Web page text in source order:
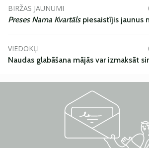
BIRŽAS JAUNUMI
Preses Nama Kvartāls piesaistījis jaunus
VIEDOKĻI
Naudas glabāšana mājās var izmaksāt